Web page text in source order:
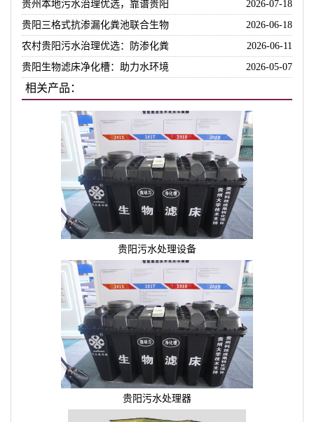
贵州本地污水治理优选，靠谱贵阳
2026-07-18
贵阳三格式抗渗漏化粪池联合生物
2026-06-18
农村贵阳污水治理优选：防渗化粪
2026-06-11
贵阳生物滤床净化槽：助力水环境
2026-05-07
相关产品：
贵阳污水处理设备
贵阳污水处理器